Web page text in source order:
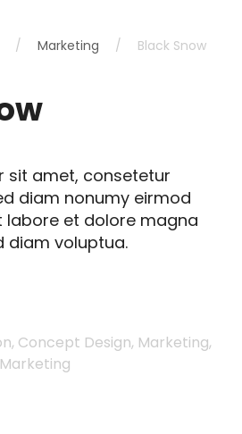
Marketing Black Snow
sit amet, consetetur
diam nonumy eirmod
labore et dolore magna
diam voluptua.
Concept Design, Marketing,